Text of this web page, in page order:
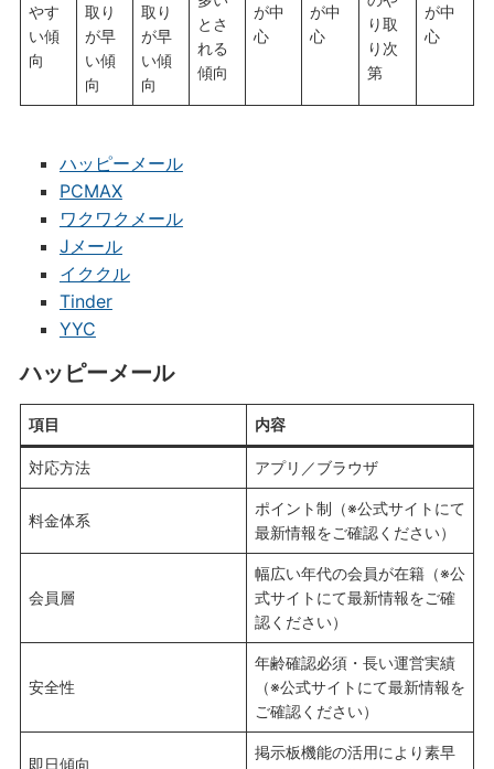
やす
い傾
向
取り
が早
い傾
向
取り
が早
い傾
向
とさ
れる
傾向
が中
心
が中
心
り取
り次
第
が中
心
ハッピーメール
PCMAX
ワクワクメール
Jメール
イククル
Tinder
YYC
ハッピーメール
項目 内容
対応方法 アプリ／ブラウザ
料金体系
ポイント制（※公式サイトにて
最新情報をご確認ください）
会員層
幅広い年代の会員が在籍（※公
式サイトにて最新情報をご確
認ください）
安全性
年齢確認必須・長い運営実績
（※公式サイトにて最新情報を
ご確認ください）
即日傾向
掲示板機能の活用により素早